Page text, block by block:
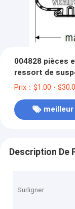
004828 pièces
ressort de
FT530-35 726
Prix：$1.00 -
Description De
Surligner